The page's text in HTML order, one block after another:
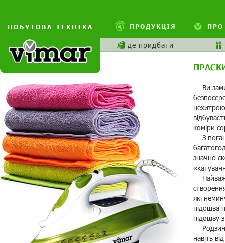
ПОБУТОВА ТЕХНІКА ПРОДУКЦІЯ ПРО
де придбати
Ви
коміри
З
значно
які
підошва
підошву
навіть